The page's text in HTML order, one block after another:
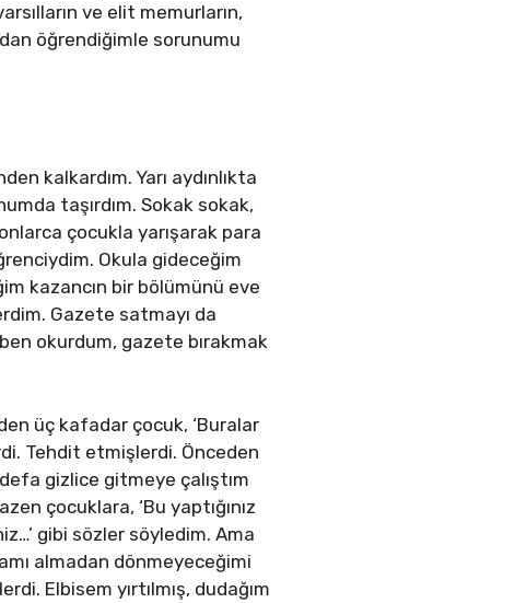
ve elit memurların,
öğrendiğimle sorunumu
kalkardım. Yarı aydınlıkta
taşırdım. Sokak sokak,
çocukla yarışarak para
Okula gideceğim
kazancın bir bölümünü eve
Gazete satmayı da
okurdum, gazete bırakmak
üç kafadar çocuk, ‘Buralar
Tehdit etmişlerdi. Önceden
gizlice gitmeye çalıştım
çocuklara, ‘Bu yaptığınız
gibi sözler söyledim. Ama
almadan dönmeyeceğimi
Elbisem yırtılmış, dudağım